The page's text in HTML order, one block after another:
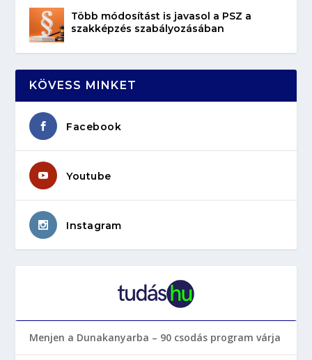
Több módosítást is javasol a PSZ a
szakképzés szabályozásában
KÖVESS MINKET
Facebook
Youtube
Instagram
Menjen a Dunakanyarba – 90 csodás program várja